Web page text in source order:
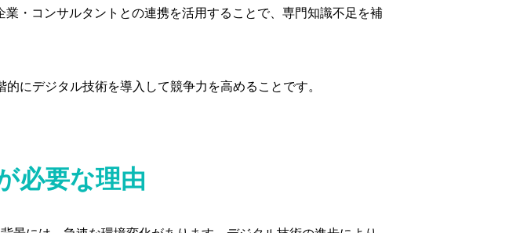
・コンサルタントとの連携を活用することで、専門知識不足を補
にデジタル技術を導入して競争力を高めることです。
必要な理由